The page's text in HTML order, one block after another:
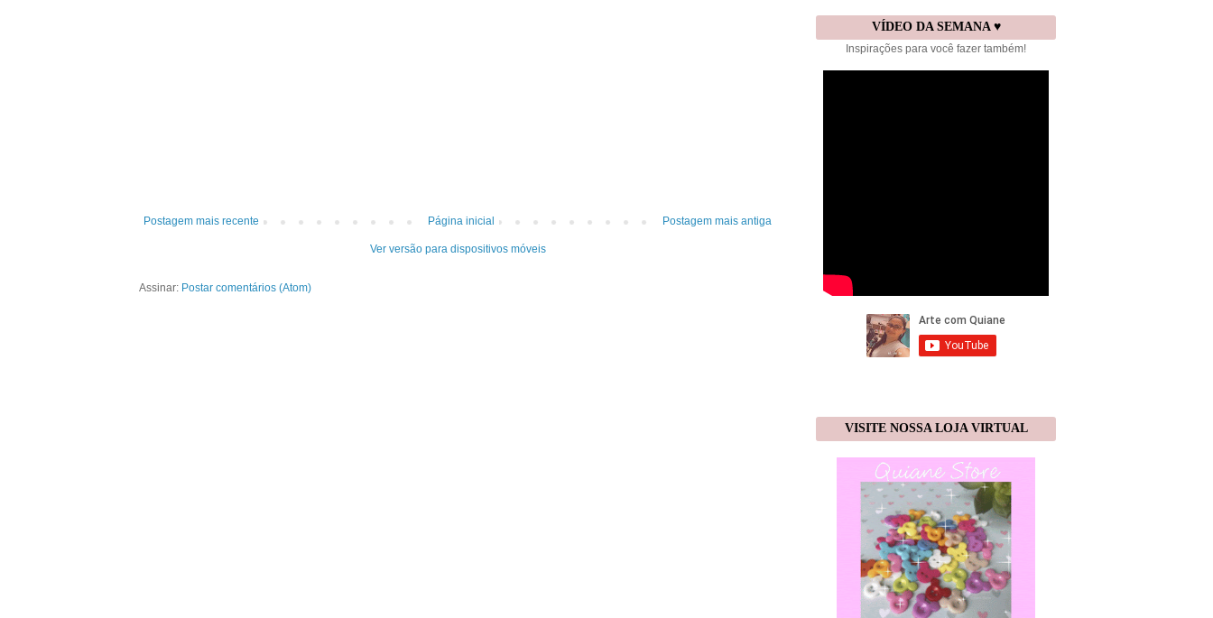
Postagem mais recente Postagem mais antiga
Página inicial
Ver versão para dispositivos móveis
Assinar: Postar comentários (Atom)
VÍDEO DA SEMANA ♥
Inspirações para você fazer também!
VISITE NOSSA LOJA VIRTUAL